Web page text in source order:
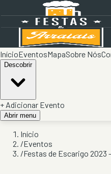
InícioEventosMapaSobre Nós
Descobrir
+ Adicionar Evento
Abrir menu
Início
/Eventos
/Festas de Escarigo 2023